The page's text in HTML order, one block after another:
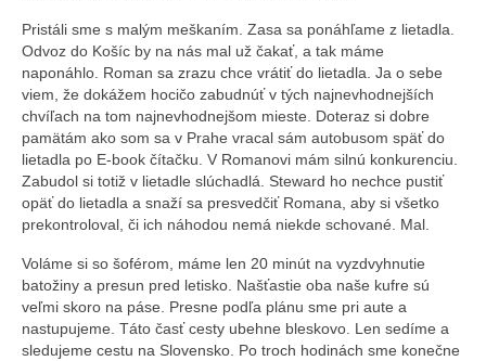
Pristáli sme s malým meškaním. Zasa sa ponáhľame z lietadla.
Odvoz do Košíc by na nás mal už čakať, a tak máme
naponáhlo. Roman sa zrazu chce vrátiť do lietadla. Ja o sebe
viem, že dokážem hocičo zabudnúť v tých najnevhodnejších
chvíľach na tom najnevhodnejšom mieste. Doteraz si dobre
pamätám ako som sa v Prahe vracal sám autobusom späť do
lietadla po E-book čítačku. V Romanovi mám silnú konkurenciu.
Zabudol si totiž v lietadle slúchadlá. Steward ho nechce pustiť
opäť do lietadla a snaží sa presvedčiť Romana, aby si všetko
prekontroloval, či ich náhodou nemá niekde schované. Mal.
Voláme si so šoférom, máme len 20 minút na vyzdvyhnutie
batožiny a presun pred letisko. Našťastie oba naše kufre sú
veľmi skoro na páse. Presne podľa plánu sme pri aute a
nastupujeme. Táto časť cesty ubehne bleskovo. Len sedíme a
sledujeme cestu na Slovensko. Po troch hodinách sme konečne